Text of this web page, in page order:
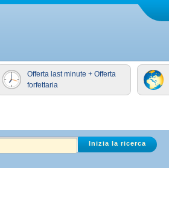
Offerta last minute + Offerta
forfettaria